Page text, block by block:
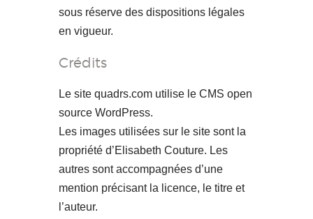
sous réserve des dispositions légales
en vigueur.
Crédits
Le site quadrs.com utilise le CMS open
source WordPress.
Les images utilisées sur le site sont la
propriété d’Elisabeth Couture. Les
autres sont accompagnées d’une
mention précisant la licence, le titre et
l’auteur.